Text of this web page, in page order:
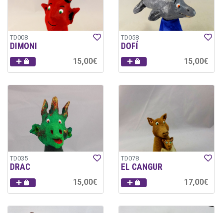
TD008
DIMONI
15,00€
TD058
DOFÍ
15,00€
TD035
DRAC
15,00€
TD078
EL CANGUR
17,00€